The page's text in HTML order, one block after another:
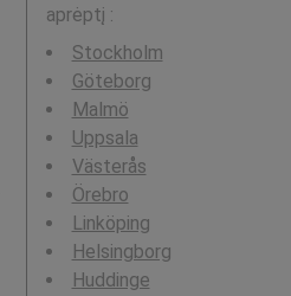
aprėptį :
Stockholm
Göteborg
Malmö
Uppsala
Västerås
Örebro
Linköping
Helsingborg
Huddinge